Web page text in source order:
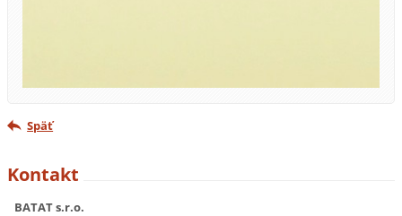
Späť
Kontakt
BATAT s.r.o.